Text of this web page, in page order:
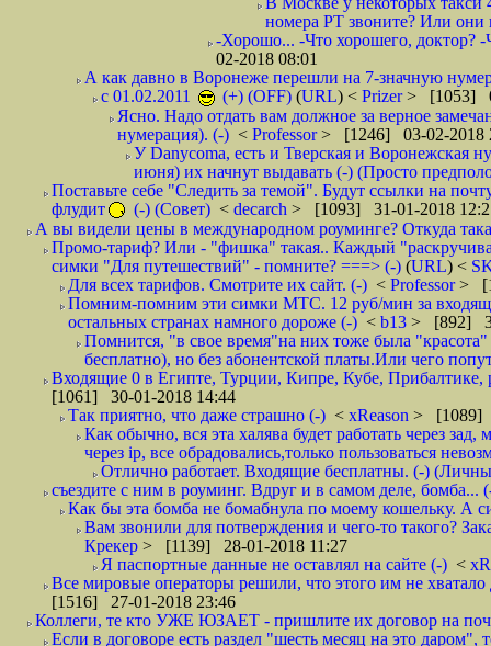
номера РТ звоните? Или они
-Хорошо... -Что хорошего, доктор?
02-2018 08:01
А как давно в Воронеже перешли на 7-значную
с 01.02.2011
(+) (OFF) (URL) < Prizer> [1053]
Ясно. Надо отдать вам должное за верное
нумерация). (-) < Professor> [1246] 03-02-2018
У Danycoma, есть и Тверская и Воронежская
июня) их начнут выдавать (-) (Просто
Поставьте себе "Следить за темой". Будут ссылки на
флудит
(-) (Совет) < decarch > [1093] 31-01-2018
А вы видели цены в международном роуминге? Откуда
Промо-тариф? Или - "фишка" такая.. Каждый
симки "Для путешествий" - помните? ===> (-) (URL) <
Для всех тарифов. Смотрите их сайт. (-) < Professor>
Помним-помним эти симки МТС. 12 руб/мин за
остальных странах намного дороже (-) < b13 > [892]
Помнится, "в свое время"на них тоже была
бесплатно), но без абонентской платы.Или чего
Входящие 0 в Египте, Турции, Кипре, Кубе,
[1061] 30-01-2018 14:44
Так приятно, что даже страшно (-) < xReason > [1089]
Как обычно, вся эта халява будет работать через
через ip, все обрадовались,только пользоваться
Отлично работает. Входящие бесплатны. (-)
съездите с ним в роуминг. Вдруг и в самом деле, бомба...
Как бы эта бомба не бомабнула по моему кошельку. А
Вам звонили для потверждения и чего-то такого?
Крекер > [1139] 28-01-2018 11:27
Я паспортные данные не оставлял на сайте (-) <
Все мировые операторы решили, что этого им не
[1516] 27-01-2018 23:46
Коллеги, те кто УЖЕ ЮЗАЕТ - пришлите их договор на
Если в договоре есть раздел "шесть месяц на это даром",